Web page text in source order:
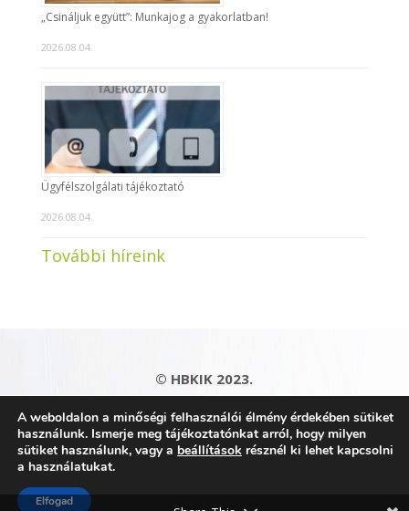
„Csináljuk együtt”: Munkajog a gyakorlatban!
2026.08.04.
Ügyfélszolgálati tájékoztató
2026.08.04.
További híreink
© HBKIK 2023.
Adatkezelési tájékoztató|Impresszum|
Kapcsolat|Honlaptérkép
A weboldalon a minőségi felhasználói élmény érdekében sütiket
használunk. Ismerje meg tájékoztatónkat arról, hogy milyen
sütiket használunk, vagy a beállítások résznél ki lehet kapcsolni
a használatukat.
Elfogad